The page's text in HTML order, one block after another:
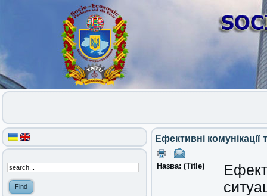
Ефективні
Назва: (Title)